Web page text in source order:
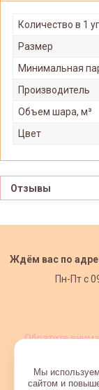
Количество в 1
Размер
Минимальная
Производитель
Объем шара, м³
Цвет
Отзывы
Ждём вас по
Пн-Пт с
Обратите
Мы
сайтом и